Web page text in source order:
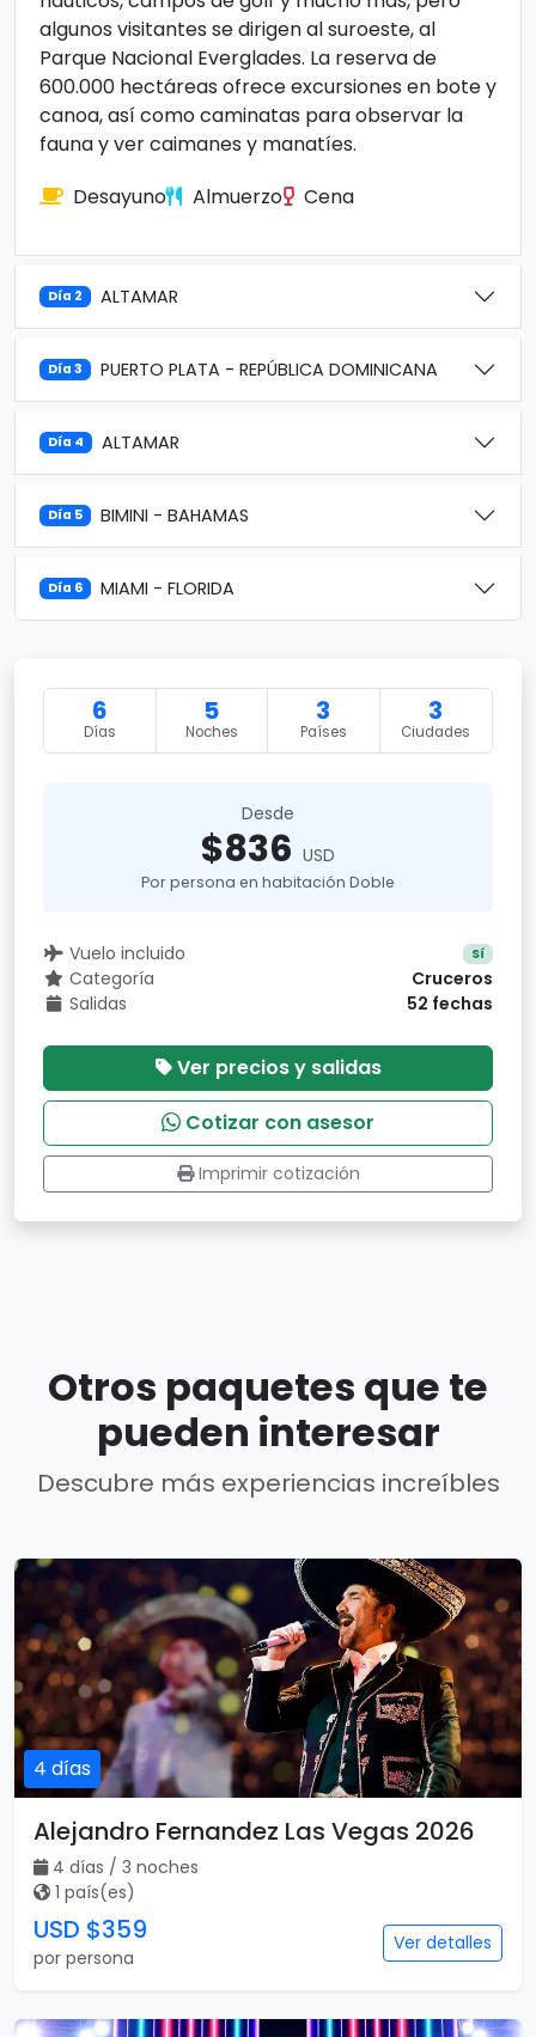
algunos visitantes se dirigen al suroeste, al
Parque Nacional Everglades. La reserva de
600.000 hectáreas ofrece excursiones en bote y
canoa, así como caminatas para observar la
fauna y ver caimanes y manatíes.
Desayuno
Almuerzo Cena
Día 2 ALTAMAR
Día 3 PUERTO PLATA - REPÚBLICA DOMINICANA
Día 4 ALTAMAR
Día 5 BIMINI - BAHAMAS
Día 6 MIAMI - FLORIDA
6
Días
5
Noches
3
Países
3
Ciudades
Desde
$836 USD
Por persona en habitación Doble
Vuelo incluido Sí
Categoría
Cruceros
Salidas
52 fechas
Ver precios y salidas
Cotizar con asesor
Imprimir cotización
Otros paquetes que te
pueden interesar
Descubre más experiencias increíbles
4 días
Alejandro Fernandez Las Vegas 2026
4 días / 3 noches
1 país(es)
USD $359
por persona
Ver detalles